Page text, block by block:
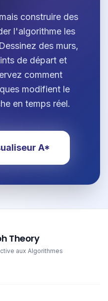
construire des
l'algorithme les
des murs,
de départ et
comment
modifient le
en temps réel.
A*
Theory
aux Algorithmes